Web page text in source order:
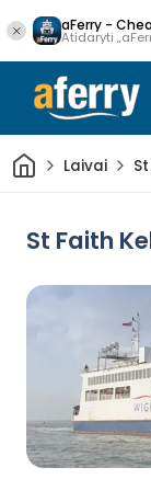
aFerry -
Atidaryti
Pradžia
Laivai
St Faith